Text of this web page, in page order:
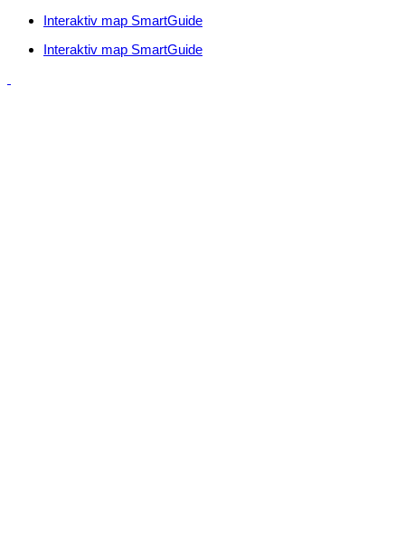
Interaktiv map SmartGuide
Interaktiv map SmartGuide